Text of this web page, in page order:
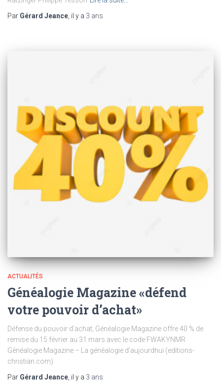
Par Gérard Jeance , il y a 3 ans
ACTUALITÉS
Généalogie Magazine «défend
votre pouvoir d’achat»
Défense du pouvoir d’achat, Généalogie Magazine offre 40 % de
remise du 15 février au 31 mars avec le code FWAKYNMR
Généalogie Magazine – La généalogie d’aujourdhui (editions-
christian.com)
Par Gérard Jeance , il y a 3 ans